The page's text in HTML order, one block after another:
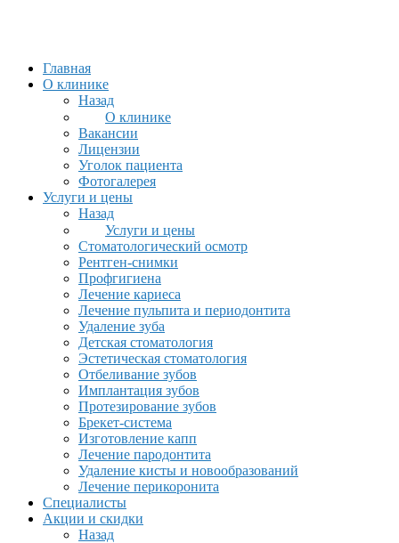
Главная
О клинике
Назад
О клинике
Вакансии
Лицензии
Уголок пациента
Фотогалерея
Услуги и цены
Назад
Услуги и цены
Стоматологический осмотр
Рентген-снимки
Профгигиена
Лечение кариеса
Лечение пульпита и периодонтита
Удаление зуба
Детская стоматология
Эстетическая стоматология
Отбеливание зубов
Имплантация зубов
Протезирование зубов
Брекет-система
Изготовление капп
Лечение пародонтита
Удаление кисты и новообразований
Лечение перикоронита
Специалисты
Акции и скидки
Назад